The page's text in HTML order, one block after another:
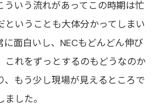
ういう流れがあってこの時期は忙
ということも大体分かってしまい
に面白いし、NECもどんどん伸び
これをずっとするのもどうなのか
、もう少し現場が見えるところで
した。